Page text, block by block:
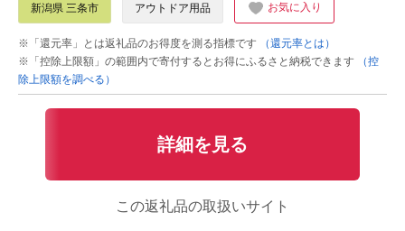
新潟県 三条市 アウトドア用品 お気に入り
※「還元率」とは返礼品のお得度を測る指標です
（還元率とは）
※「控除上限額」の範囲内で寄付するとお得にふるさと納税できます
（控
除上限額を調べる）
詳細を見る
この返礼品の取扱いサイト